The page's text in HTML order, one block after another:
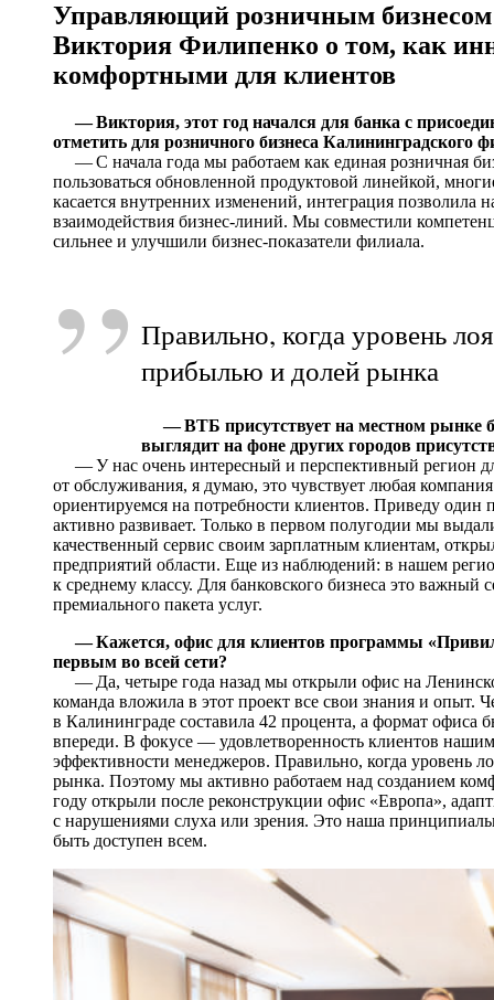
Управляющий розничным
Виктория Филипенко о том, как
комфортными для клиентов
— Виктория, этот год начался для банка с
отметить для розничного бизнеса Калининградского
— С начала года мы работаем как единая розничная
пользоваться обновленной продуктовой линейкой,
касается внутренних изменений, интеграция позволила
взаимодействия бизнес-линий. Мы совместили
сильнее и улучшили бизнес-показатели филиала.
” Правильно, когда уровень
прибылью и долей рынка
— ВТБ присутствует на местном рынке
выглядит на фоне других городов
— У нас очень интересный и перспективный регион
от обслуживания, я думаю, это чувствует любая
ориентируемся на потребности клиентов. Приведу один
активно развивает. Только в первом полугодии мы
качественный сервис своим зарплатным клиентам,
предприятий области. Еще из наблюдений: в нашем
к среднему классу. Для банковского бизнеса это
премиального пакета услуг.
— Кажется, офис для клиентов программы
первым во всей сети?
— Да, четыре года назад мы открыли офис на
команда вложила в этот проект все свои знания и опыт.
в Калининграде составила 42 процента, а формат
впереди. В фокусе — удовлетворенность клиентов
эффективности менеджеров. Правильно, когда уровень
рынка. Поэтому мы активно работаем над созданием
году открыли после реконструкции офис «Европа»,
с нарушениями слуха или зрения. Это наша
быть доступен всем.